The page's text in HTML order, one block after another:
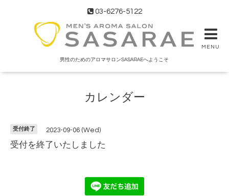
03-6276-5122
MENU
男性のためのアロマサロンSASARAEへようこそ
カレンダー
受付終了 2023-09-06 (Wed)
受付を終了いたしました